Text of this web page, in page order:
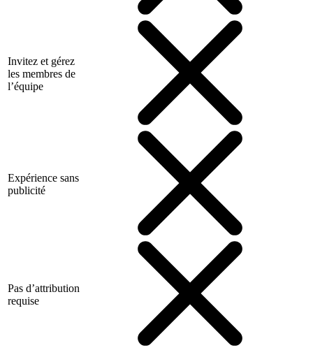
Invitez et gérez
les membres de
l’équipe
Expérience sans
publicité
Pas d’attribution
requise